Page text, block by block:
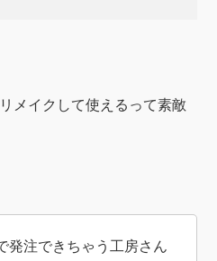
メイクして使えるって素敵
発注できちゃう工房さん